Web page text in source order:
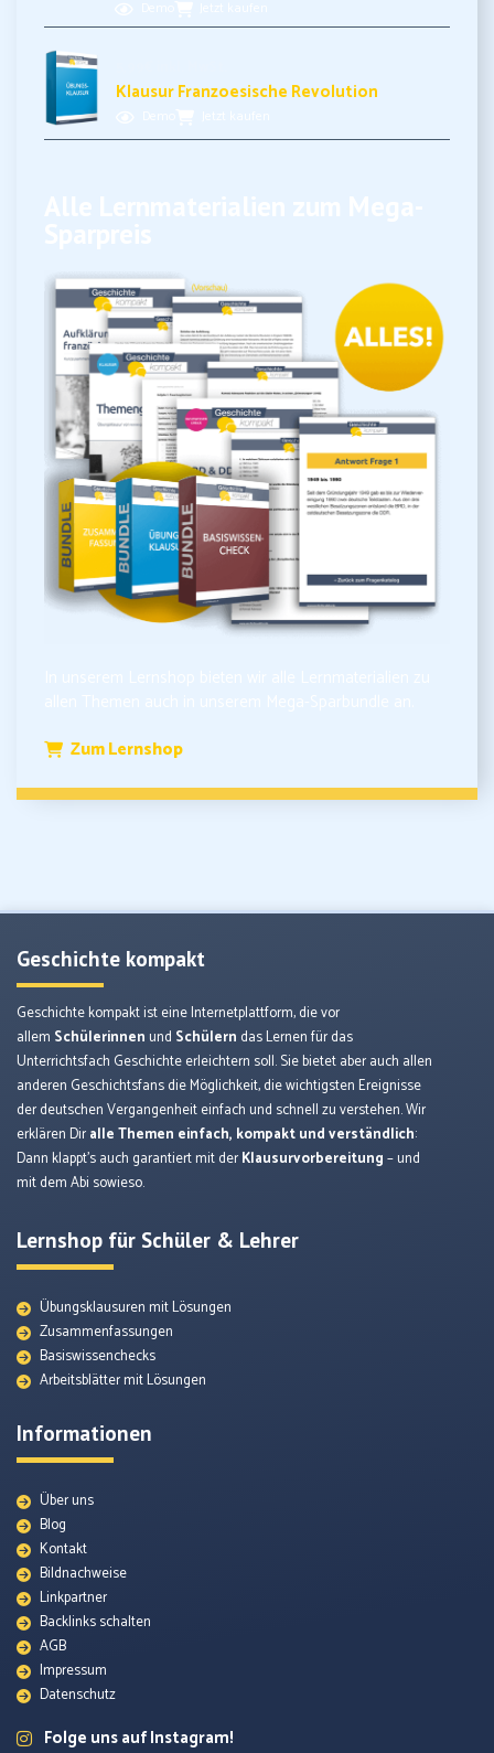
Klausur Franzoesische Revolution
Zum Lernshop
Quellenmaterial
Themenunterseiten
Arbeitsblätter
Geschichte kompakt
Geschichte kompakt ist eine Internetplattform, die vor
allem Schülerinnen und Schülern das Lernen für das
Unterrichtsfach Geschichte erleichtern soll. Sie bietet aber auch allen
anderen Geschichtsfans die Möglichkeit, die wichtigsten Ereignisse
der deutschen Vergangenheit einfach und schnell zu verstehen. Wir
erklären Diralle Themen einfach, kompakt und verständlich:
Dann klappt’s auch garantiert mit derKlausurvorbereitung– und
mit dem Abi sowieso.
Lernshop für Schüler & Lehrer
Übungsklausuren mit Lösungen
Zusammenfassungen
Basiswissenchecks
Arbeitsblätter mit Lösungen
Informationen
Über uns
Blog
Kontakt
Bildnachweise
Linkpartner
Backlinks schalten
AGB
Impressum
Datenschutz
Folge uns auf Instagram!